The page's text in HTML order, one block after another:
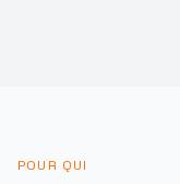
POUR QUI